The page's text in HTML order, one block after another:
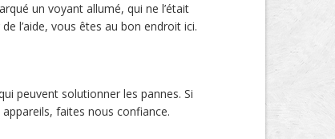
un voyant allumé, qui ne l’était
l’aide, vous êtes au bon endroit ici.
peuvent solutionner les pannes. Si
faites nous confiance.